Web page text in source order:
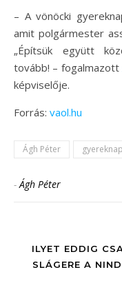
– A vönöcki
amit polgármester
„Építsük együtt
tovább! – fogalmazott
képviselője.
Forrás: vaol.hu
Ágh Péter gyereknap
-Ágh Péter
ILYET EDDIG
SLÁGERE A